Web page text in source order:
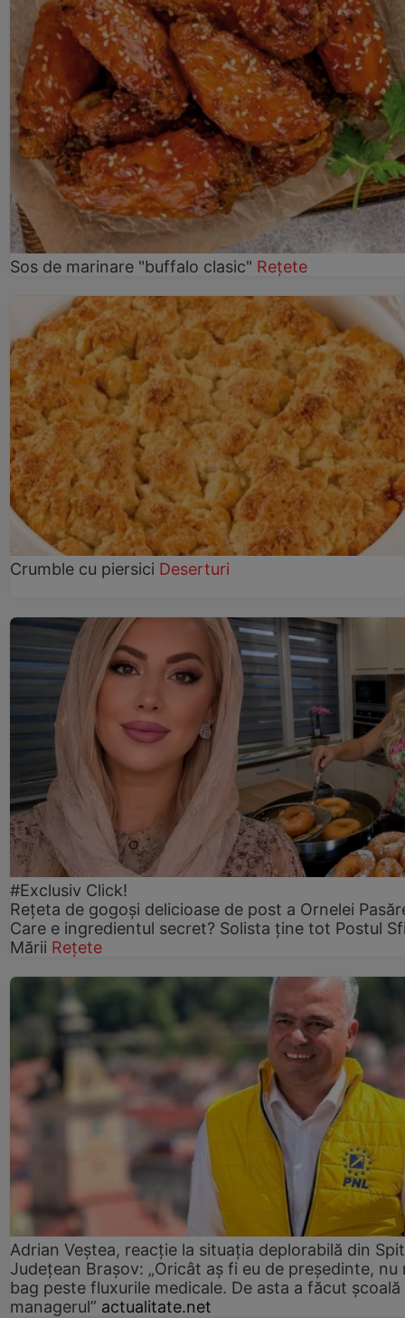
Sos de marinare "buffalo clasic" Rețete
Crumble cu piersici Deserturi
#Exclusiv Click!
Rețeta de gogoşi delicioase de post a Ornelei
Care e ingredientul secret? Solista ține tot Postul
Mării Rețete
Adrian Veștea, reacție la situația deplorabilă din
Județean Brașov: „Oricât aș fi eu de președinte, nu
bag peste fluxurile medicale. De asta a făcut școală
managerul” actualitate.net